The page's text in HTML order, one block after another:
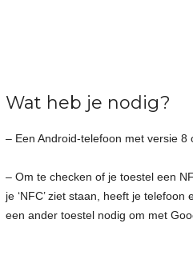
Wat heb je nodig?
– Een Android-telefoon met versie 8
– Om te checken of je toestel een
je ‘NFC’ ziet staan, heeft je
een ander toestel nodig om met